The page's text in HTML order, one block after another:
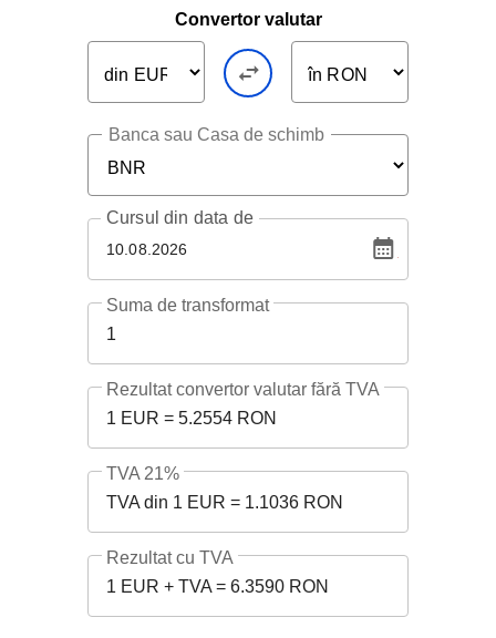
Convertor valutar
Banca sau Casa de schimb
10.08.2026
Cursuldin data de
1
Suma de transformat
1 EUR = 5.2554 RON
Rezultat convertor valutar fără TVA
TVA din 1 EUR = 1.1036 RON
TVA 21%
1 EUR + TVA = 6.3590 RON
Rezultat cu TVA